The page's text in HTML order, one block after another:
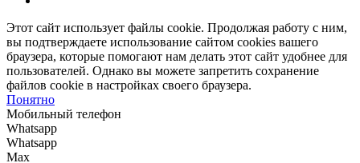
Этот сайт использует файлы cookie. Продолжая работу с ним,
вы подтверждаете использование сайтом cookies вашего
браузера, которые помогают нам делать этот сайт удобнее для
пользователей. Однако вы можете запретить сохранение
файлов cookie в настройках своего браузера.
Понятно
Мобильный телефон
Whatsapp
Whatsapp
Max